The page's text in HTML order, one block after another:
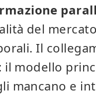
del
Il
il modello
mancano e